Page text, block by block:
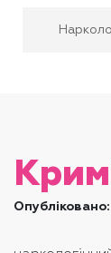
Опубліковано: